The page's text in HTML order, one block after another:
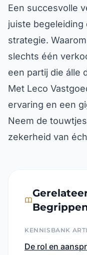
Een succesvolle
juiste
strategie.
slechts één
een partij die álle
Met Leco
ervaring en een
Neem de
zekerheid van
KENNISBANK
De rol en